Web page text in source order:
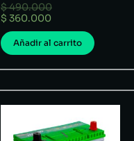
$490.000
$ 360.000
Añadir al carrito